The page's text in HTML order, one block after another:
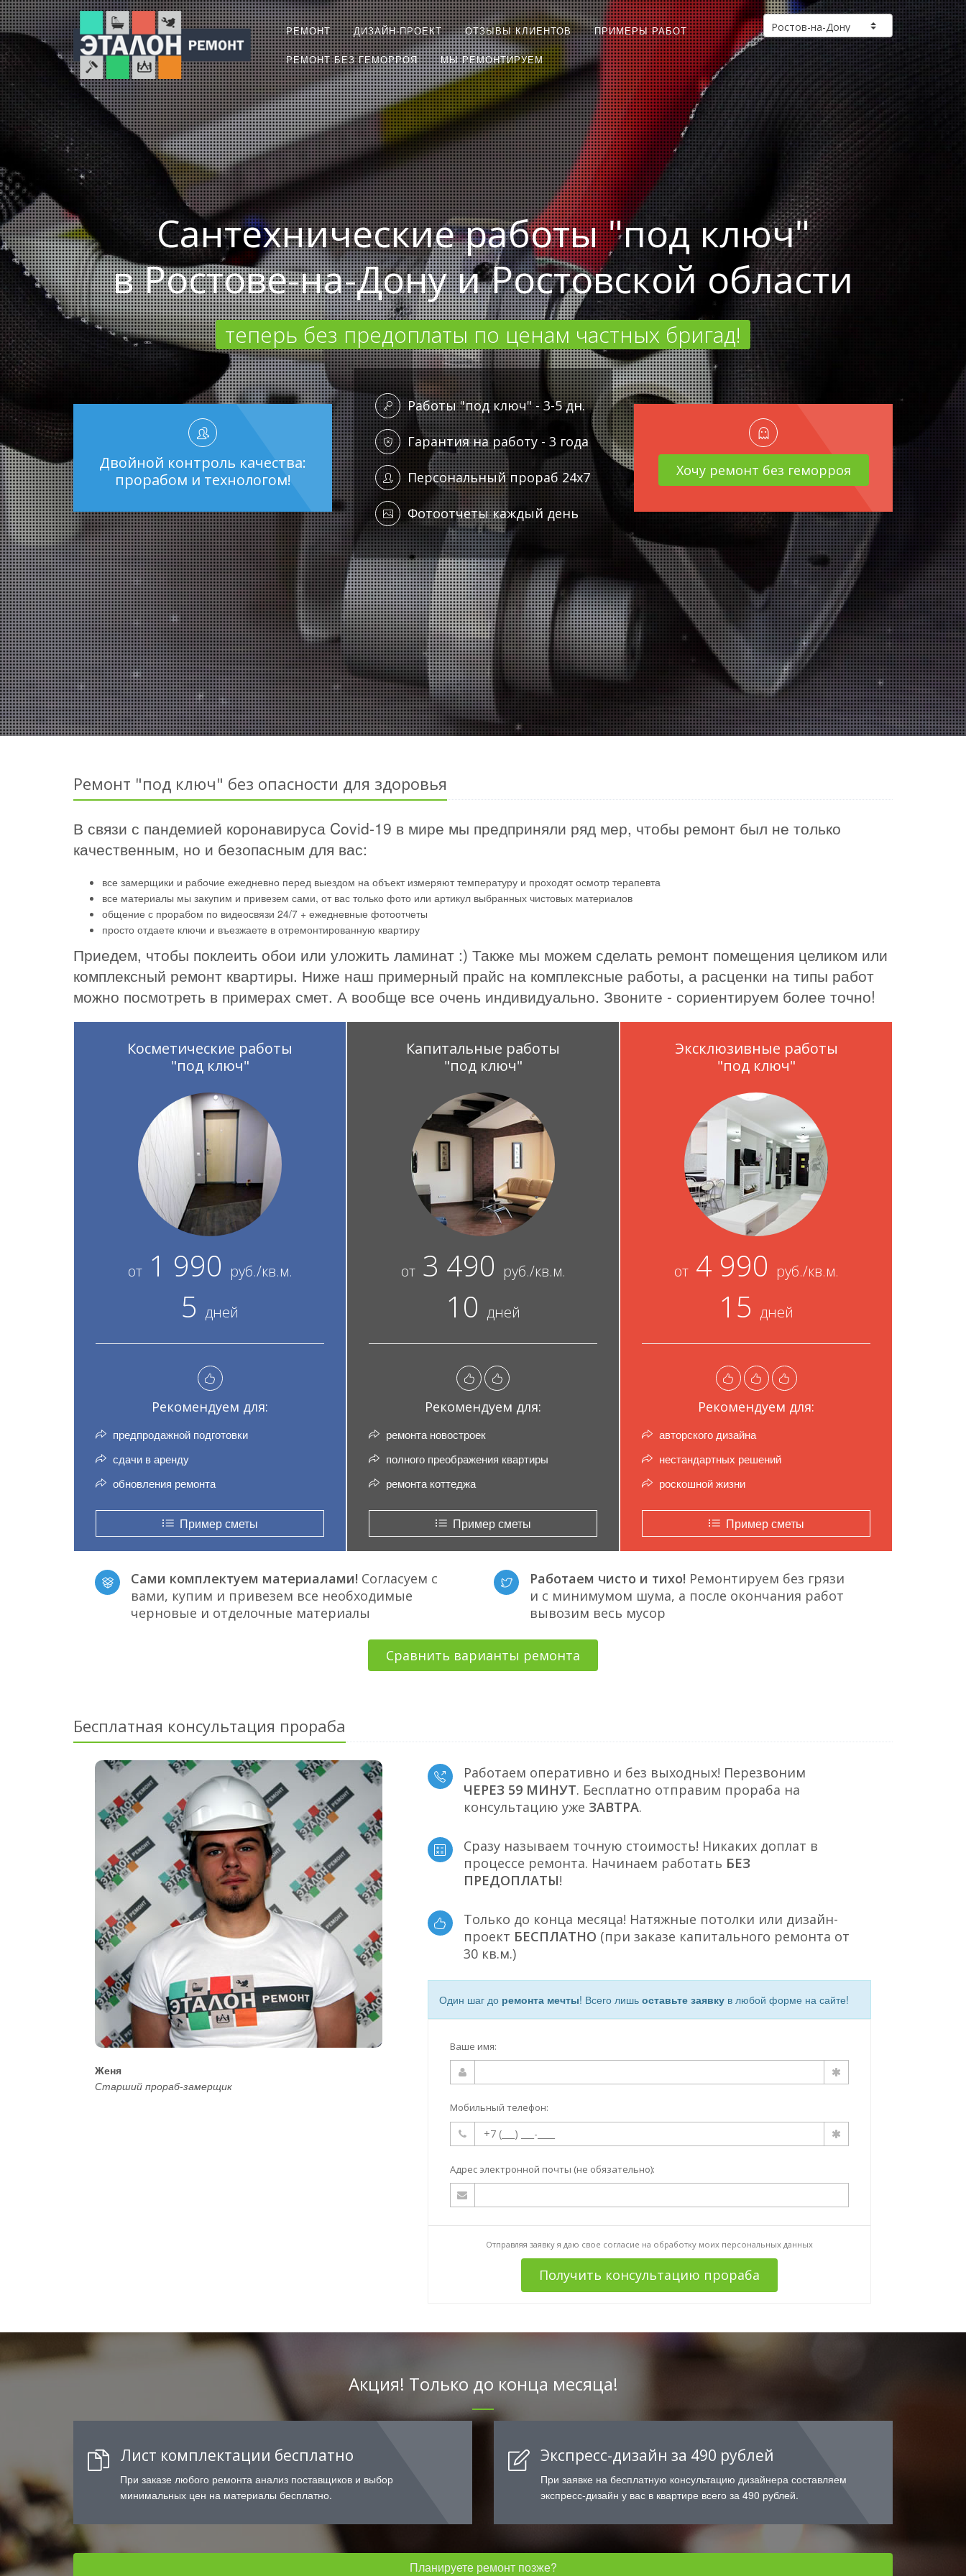
РЕМОНТ ДИЗАЙН-ПРОЕКТ ОТЗЫВЫ КЛИЕНТОВ ПРИМЕРЫ РАБОТ
РЕМОНТ БЕЗ ГЕМОРРОЯ МЫ РЕМОНТИРУЕМ
Сантехнические работы "под ключ"
в Ростове-на-Дону и Ростовской области
теперь без предоплаты по ценам частных бригад!
Двойной контроль качества:
прорабом и технологом!
Работы "под ключ" - 3-5 дн.
Гарантия на работу - 3 года
Персональный прораб 24x7
Фотоотчеты каждый день
Хочу ремонт без геморроя
Ремонт "под ключ" без опасности для здоровья
В связи с пандемией коронавируса Covid-19 в мире мы предприняли ряд мер, чтобы ремонт был не только
качественным, но и безопасным для вас:
все замерщики и рабочие ежедневно перед выездом на объект измеряют температуру и проходят осмотр терапевта
все материалы мы закупим и привезем сами, от вас только фото или артикул выбранных чистовых материалов
общение с прорабом по видеосвязи 24/7 + ежедневные фотоотчеты
просто отдаете ключи и въезжаете в отремонтированную квартиру
Приедем, чтобы поклеить обои или уложить ламинат :) Также мы можем сделать ремонт помещения целиком или
комплексный ремонт квартиры. Ниже наш примерный прайс на комплексные работы, а расценки на типы работ
можно посмотреть в примерах смет. А вообще все очень индивидуально. Звоните - сориентируем более точно!
Косметические работы
"под ключ"
от1 990 руб./кв.м.
5 дней
Рекомендуем для:
предпродажной подготовки
сдачи в аренду
обновления ремонта
Пример сметы
Капитальные работы
"под ключ"
от3 490 руб./кв.м.
10 дней
Рекомендуем для:
ремонта новостроек
полного преображения квартиры
ремонта коттеджа
Пример сметы
Эксклюзивные работы
"под ключ"
от4 990 руб./кв.м.
15 дней
Рекомендуем для:
авторского дизайна
нестандартных решений
роскошной жизни
Пример сметы
Сами комплектуем материалами! Согласуем с
вами, купим и привезем все необходимые
черновые и отделочные материалы
Работаем чисто и тихо! Ремонтируем без грязи
и с минимумом шума, а после окончания работ
вывозим весь мусор
Сравнить варианты ремонта
Бесплатная консультация прораба
Женя
Старший прораб-замерщик
Работаем оперативно и без выходных! Перезвоним
ЧЕРЕЗ 59 МИНУТ. Бесплатно отправим прораба на
консультацию уже ЗАВТРА.
Сразу называем точную стоимость! Никаких доплат в
процессе ремонта. Начинаем работать БЕЗ
ПРЕДОПЛАТЫ!
Только до конца месяца! Натяжные потолки или дизайн-
проект БЕСПЛАТНО (при заказе капитального ремонта от
30 кв.м.)
Один шаг до ремонта мечты! Всего лишь оставьте заявкув любой форме на сайте!
Ваше имя:
Мобильный телефон:
Адрес электронной почты (не обязательно):
Отправляя заявку я даю свое согласие на обработку моих персональных данных
Получить консультацию прораба
Акция! Только до конца месяца!
Лист комплектации бесплатно
При заказе любого ремонта анализ поставщиков и выбор
минимальных цен на материалы бесплатно.
Экспресс-дизайн за 490 рублей
При заявке на бесплатную консультацию дизайнера составляем
экспресс-дизайн у вас в квартире всего за 490 рублей.
Планируете ремонт позже?